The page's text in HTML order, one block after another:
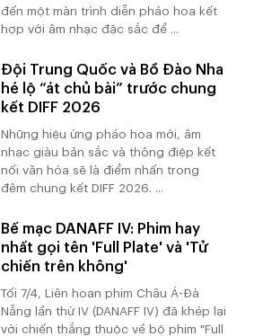
đến một màn trình diễn pháo hoa kết
hợp với âm nhạc đặc sắc để ...
Đội Trung Quốc và Bồ Đào Nha
hé lộ “át chủ bài” trước chung
kết DIFF 2026
Những hiệu ứng pháo hoa mới, âm
nhạc giàu bản sắc và thông điệp kết
nối văn hóa sẽ là điểm nhấn trong
đêm chung kết DIFF 2026. ...
Bế mạc DANAFF IV: Phim hay
nhất gọi tên 'Full Plate' và 'Tử
chiến trên không'
Tối 7/4, Liên hoan phim Châu Á-Đà
Nẵng lần thứ IV (DANAFF IV) đã khép lại
với chiến thắng thuộc về bộ phim "Full